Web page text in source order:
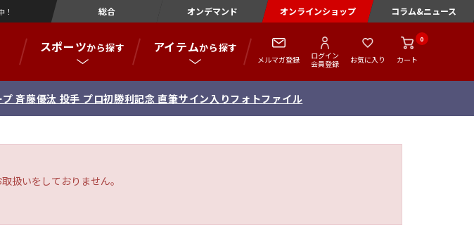
！ 総合 オンデマンド オンラインショップ コラム&ニュース
スポーツから探す アイテムから探す
メルマガ登録
ログイン
会員登録
お気に入り カート
0
斉藤優汰 投手 プロ初勝利記念 直筆サイン入りフォトファイル
扱いをしておりません。